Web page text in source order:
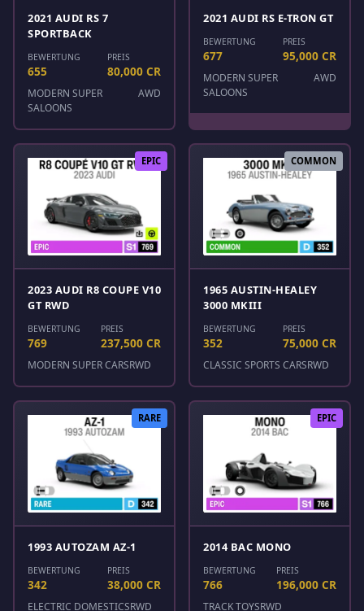
2021 AUDI RS 7
SPORTBACK
BEWERTUNG
655
PREIS
80,000 CR
MODERN SUPER
SALOONS
AWD
2021 AUDI RS E-TRON GT
BEWERTUNG
677
PREIS
95,000 CR
MODERN SUPER
SALOONS
AWD
EPIC
2023 AUDI R8 COUPE V10
GT RWD
BEWERTUNG
769
PREIS
237,500 CR
MODERN SUPER CARSRWD
COMMON
1965 AUSTIN-HEALEY
3000 MKIII
BEWERTUNG
352
PREIS
75,000 CR
CLASSIC SPORTS CARSRWD
RARE
1993 AUTOZAM AZ-1
BEWERTUNG
342
PREIS
38,000 CR
ELECTRIC DOMESTICSRWD
EPIC
2014 BAC MONO
BEWERTUNG
766
PREIS
196,000 CR
TRACK TOYSRWD